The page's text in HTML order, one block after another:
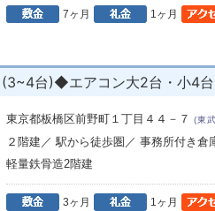
7ヶ月 1ヶ月
台)◆エアコン大2台・小4台
東京都板橋区前野町１丁目４４－７ (東
２階建／ 駅から徒歩圏／ 事務所付き
軽量鉄骨造2階建
3ヶ月 1ヶ月